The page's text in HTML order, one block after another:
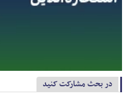
در بحث مشارکت کنید